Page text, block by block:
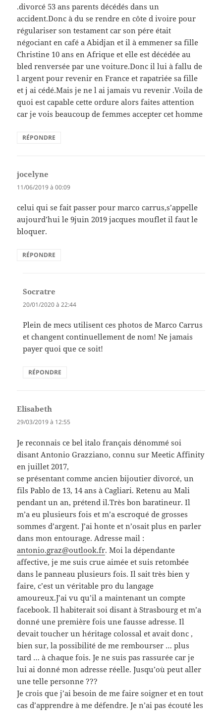
.divorcé 53 ans parents décédés dans un
accident.Donc à du se rendre en côte d ivoire pour
régulariser son testament car son pére était
négociant en café a Abidjan et il à emmener sa fille
Christine 10 ans en Afrique et elle est décédée au
bled renversée par une voiture.Donc il lui à fallu de
l argent pour revenir en France et rapatriée sa fille
et j ai cédé.Mais je ne l ai jamais vu revenir .Voila de
quoi est capable cette ordure alors faites attention
car je vois beaucoup de femmes accepter cet homme
RÉPONDRE
jocelyne
11/06/2019 à 00:09
celui qui se fait passer pour marco carrus,s’appelle
aujourd’hui le 9juin 2019 jacques mouflet il faut le
bloquer.
RÉPONDRE
Socratre
20/01/2020 à 22:44
Plein de mecs utilisent ces photos de Marco Carrus
et changent continuellement de nom! Ne jamais
payer quoi que ce soit!
RÉPONDRE
Elisabeth
29/03/2019 à 12:55
Je reconnais ce bel italo français dénommé soi
disant Antonio Grazziano, connu sur Meetic Affinity
en juillet 2017,
se présentant comme ancien bijoutier divorcé, un
fils Pablo de 13, 14 ans à Cagliari. Retenu au Mali
pendant un an, prétend il.Très bon baratineur. Il
m’a eu plusieurs fois et m’a escroqué de grosses
sommes d’argent. J’ai honte et n’osait plus en parler
dans mon entourage. Adresse mail :
antonio.graz@outlook.fr. Moi la dépendante
affective, je me suis crue aimée et suis retombée
dans le panneau plusieurs fois. Il sait très bien y
faire, c’est un véritable pro du langage
amoureux.J’ai vu qu’il a maintenant un compte
facebook. Il habiterait soi disant à Strasbourg et m’a
donné une première fois une fausse adresse. Il
devait toucher un héritage colossal et avait donc ,
bien sur, la possibilité de me rembourser … plus
tard … à chaque fois. Je ne suis pas rassurée car je
lui ai donné mon adresse réelle. Jusqu’où peut aller
une telle personne ???
Je crois que j’ai besoin de me faire soigner et en tout
cas d’apprendre à me défendre. Je n’ai pas écouté les